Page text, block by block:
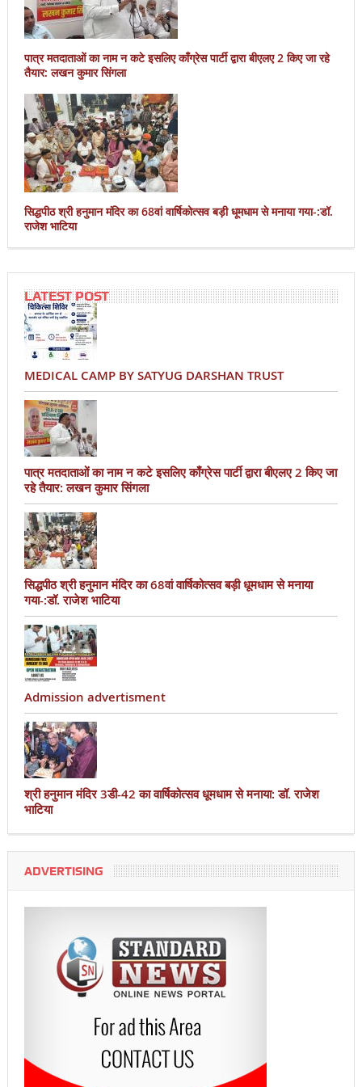
पात्र मतदाताओं का नाम न कटे इसलिए काँग्रेस पार्टी द्वारा बीएलए 2 किए जा रहे
तैयार: लखन कुमार सिंगला
सिद्धपीठ श्री हनुमान मंदिर का 68वां वार्षिकोत्सव बड़ी धूमधाम से मनाया गया-:डॉ.
राजेश भाटिया
LATEST POST
MEDICAL CAMP BY SATYUG DARSHAN TRUST
पात्र मतदाताओं का नाम न कटे इसलिए काँग्रेस पार्टी द्वारा बीएलए 2 किए जा
रहे तैयार: लखन कुमार सिंगला
सिद्धपीठ श्री हनुमान मंदिर का 68वां वार्षिकोत्सव बड़ी धूमधाम से मनाया
गया-:डॉ. राजेश भाटिया
Admission advertisment
श्री हनुमान मंदिर 3डी-42 का वार्षिकोत्सव धूमधाम से मनाया: डॉ. राजेश
भाटिया
ADVERTISING